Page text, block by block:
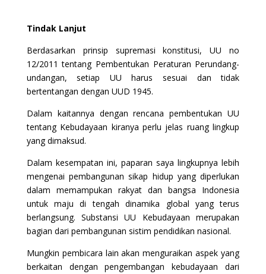
Tindak Lanjut
Berdasarkan prinsip supremasi konstitusi, UU no
12/2011 tentang Pembentukan Peraturan Perundang-
undangan, setiap UU harus sesuai dan tidak
bertentangan dengan UUD 1945.
Dalam kaitannya dengan rencana pembentukan UU
tentang Kebudayaan kiranya perlu jelas ruang lingkup
yang dimaksud.
Dalam kesempatan ini, paparan saya lingkupnya lebih
mengenai pembangunan sikap hidup yang diperlukan
dalam memampukan rakyat dan bangsa Indonesia
untuk maju di tengah dinamika global yang terus
berlangsung. Substansi UU Kebudayaan merupakan
bagian dari pembangunan sistim pendidikan nasional.
Mungkin pembicara lain akan menguraikan aspek yang
berkaitan dengan pengembangan kebudayaan dari